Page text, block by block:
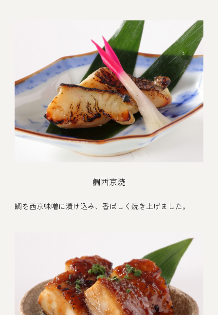
鯛西京焼
鯛を西京味噌に漬け込み、香ばしく焼き上げました。